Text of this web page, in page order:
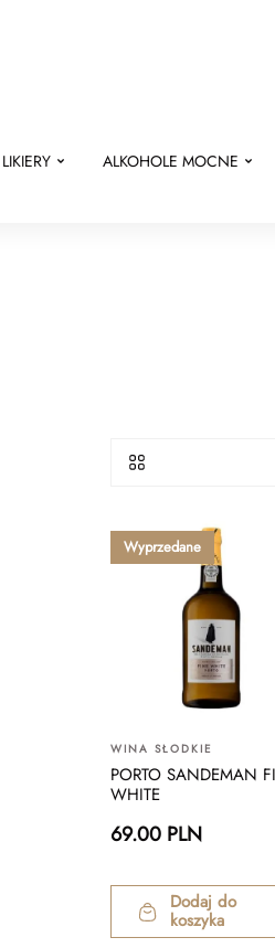
LIKIERY ALKOHOLE MOCNE
Wyprzedane
WINA SŁODKIE
PORTO SANDEMAN
WHITE
69.00 PLN
Dodaj do
koszyka